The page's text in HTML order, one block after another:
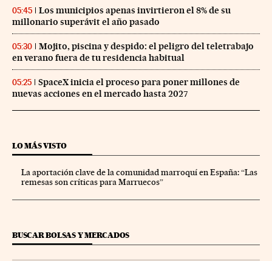
05:45
Los municipios apenas invirtieron el 8% de su
millonario superávit el año pasado
05:30
Mojito, piscina y despido: el peligro del teletrabajo
en verano fuera de tu residencia habitual
05:25
SpaceX inicia el proceso para poner millones de
nuevas acciones en el mercado hasta 2027
LO MÁS VISTO
La aportación clave de la comunidad marroquí en España: “Las
remesas son críticas para Marruecos”
BUSCAR BOLSAS Y MERCADOS